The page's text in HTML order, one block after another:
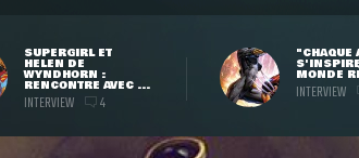
SUPERGIRL ET
HELEN DE
WYNDHORN :
RENCONTRE AVEC ...
INTERVIEW 4
"CHAQUE
MONDE
INTERVIEW